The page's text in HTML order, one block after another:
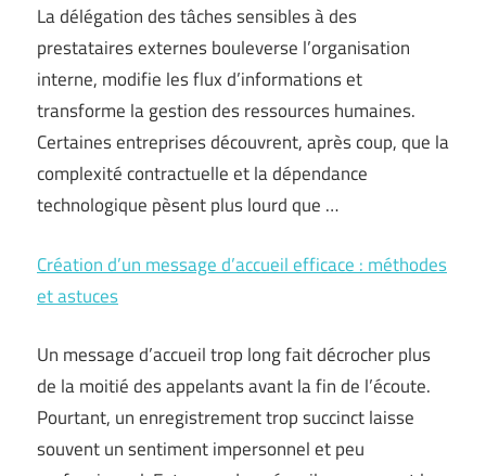
La délégation des tâches sensibles à des
prestataires externes bouleverse l’organisation
interne, modifie les flux d’informations et
transforme la gestion des ressources humaines.
Certaines entreprises découvrent, après coup, que la
complexité contractuelle et la dépendance
technologique pèsent plus lourd que …
Création d’un message d’accueil efficace : méthodes
et astuces
Un message d’accueil trop long fait décrocher plus
de la moitié des appelants avant la fin de l’écoute.
Pourtant, un enregistrement trop succinct laisse
souvent un sentiment impersonnel et peu